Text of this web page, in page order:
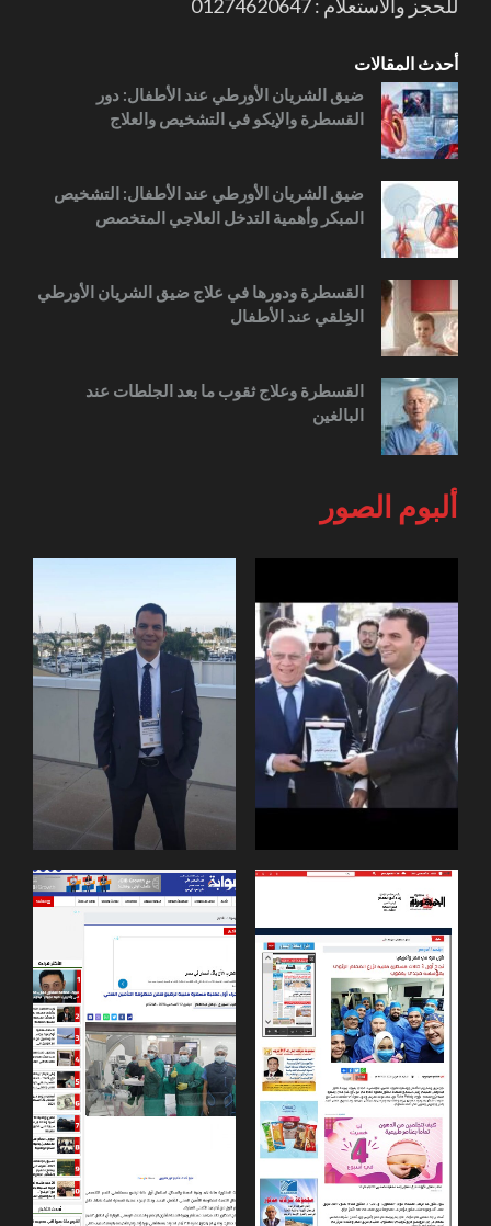
للحجز والاستعلام : 01274620647
أحدث المقالات
ضيق الشريان الأورطي عند الأطفال: دور
القسطرة والإيكو في التشخيص والعلاج
ضيق الشريان الأورطي عند الأطفال: التشخيص
المبكر وأهمية التدخل العلاجي المتخصص
القسطرة ودورها في علاج ضيق الشريان الأورطي
الخِلقي عند الأطفال
القسطرة وعلاج ثقوب ما بعد الجلطات عند
البالغين
ألبوم الصور